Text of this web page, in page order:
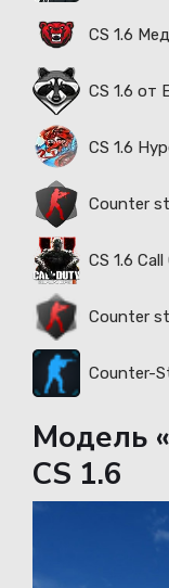
CS 1.6
CS 1.6 от
CS 1.6
Counter
CS 1.6
Counter
Counter-
Модель
CS 1.6